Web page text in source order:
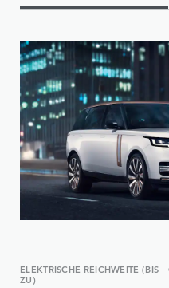
ELEKTRISCHE REICHWEITE (BIS
ZU)